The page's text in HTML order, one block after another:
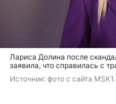
Лариса Долина после
заявила, что справилась с
Источник: фото с сайта